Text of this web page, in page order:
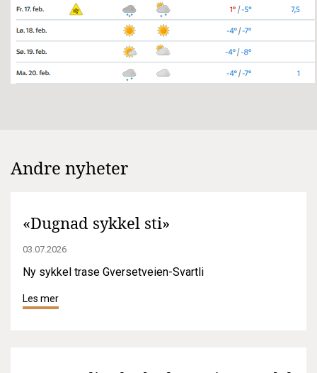
Andre nyheter
«Dugnad sykkel sti»
03.07.2026
Ny sykkel trase Gversetveien-Svartli
Les mer